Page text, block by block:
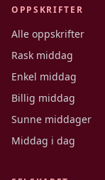
OPPSKRIFTER
Alle oppskrifter
Rask middag
Enkel middag
Billig middag
Sunne middager
Middag i dag